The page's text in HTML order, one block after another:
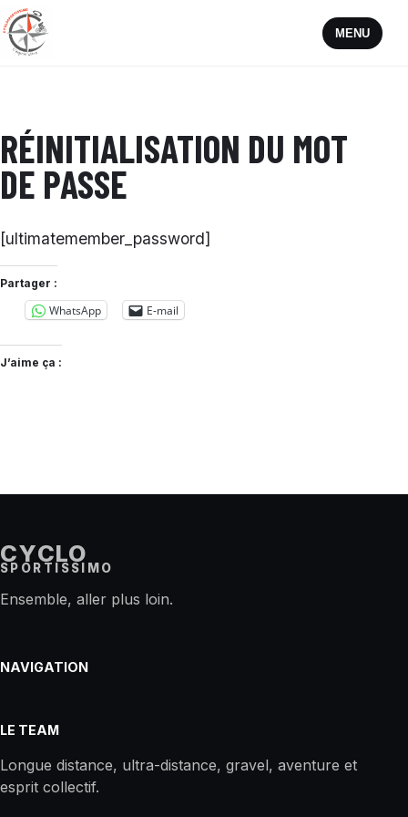
MENU
RÉINITIALISATION DU MOT
DE PASSE
[ultimatemember_password]
Partager :
WhatsApp E-mail
J’aime ça :
CYCLO
SPORTISSIMO
Ensemble, aller plus loin.
NAVIGATION
LE TEAM
Longue distance, ultra-distance, gravel, aventure et
esprit collectif.